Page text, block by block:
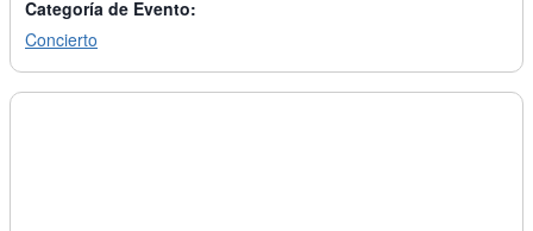
Categoría de Evento:
Concierto